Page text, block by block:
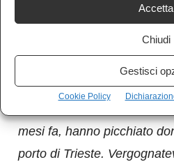
Accetta
Chiudi
Gestisci
Cookie Policy
Che non sia un Paese
ha risposto
venga qui tre mesi, la
mesi fa, hanno picchiato
porto di Trieste.